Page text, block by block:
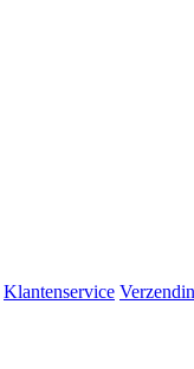
Klantenservice